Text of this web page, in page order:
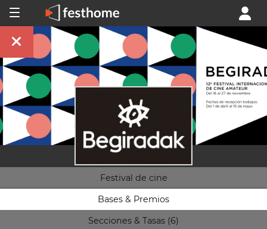
Festival de cine
Bases & Premios
Secciones & Tasas (6)